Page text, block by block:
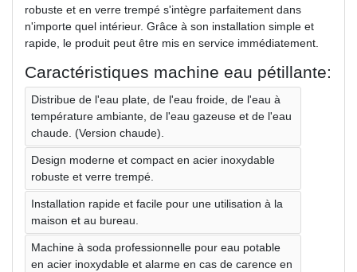
robuste et en verre trempé s'intègre parfaitement dans
n'importe quel intérieur. Grâce à son installation simple et
rapide, le produit peut être mis en service immédiatement.
Caractéristiques machine eau pétillante:
Distribue de l'eau plate, de l'eau froide, de l'eau à
température ambiante, de l'eau gazeuse et de l'eau
chaude. (Version chaude).
Design moderne et compact en acier inoxydable
robuste et verre trempé.
Installation rapide et facile pour une utilisation à la
maison et au bureau.
Machine à soda professionnelle pour eau potable
en acier inoxydable et alarme en cas de carence en